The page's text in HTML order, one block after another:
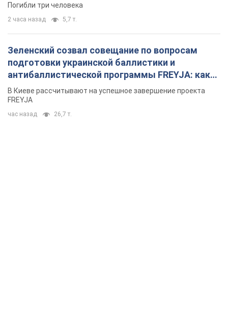
Погибли три человека
2 часа назад 5,7 т.
Зеленский созвал совещание по вопросам
подготовки украинской баллистики и
антибаллистической программы FREYJA: какие
решения готовятся
В Киеве рассчитывают на успешное завершение проекта
FREYJA
час назад 26,7 т.